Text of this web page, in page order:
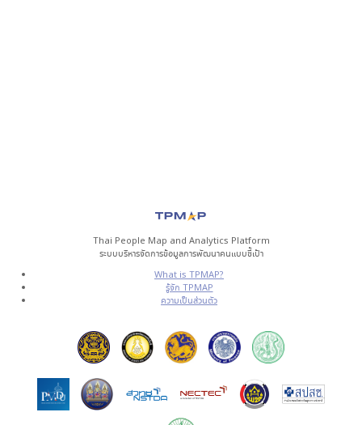
Thai People Map and Analytics Platform
ระบบบริหารจัดการข้อมูลการพัฒนาคนแบบชี้เป้า
What is TPMAP?
รู้จัก TPMAP
ความเป็นส่วนตัว